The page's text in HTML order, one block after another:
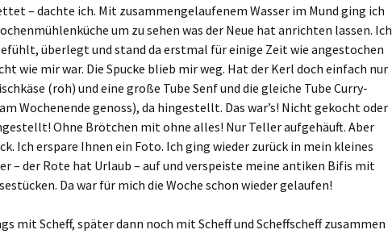
– dachte ich. Mit zusammengelaufenem Wasser im Mund ging ich
um zu sehen was der Neue hat anrichten lassen. Ich
überlegt und stand da erstmal für einige Zeit wie angestochen
wie mir war. Die Spucke blieb mir weg. Hat der Kerl doch einfach nur
(roh) und eine große Tube Senf und die gleiche Tube Curry-
Wochenende genoss), da hingestellt. Das war’s! Nicht gekocht oder
Ohne Brötchen mit ohne alles! Nur Teller aufgehäuft. Aber
Ich erspare Ihnen ein Foto. Ich ging wieder zurück in mein kleines
– der Rote hat Urlaub – auf und verspeiste meine antiken Bifis mit
Da war für mich die Woche schon wieder gelaufen!
mit Scheff, später dann noch mit Scheff und Scheffscheff zusammen